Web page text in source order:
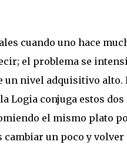
cuando uno hace
el problema se
un nivel adquisitivo alto.
Logia conjuga estos
el mismo plato
un poco y